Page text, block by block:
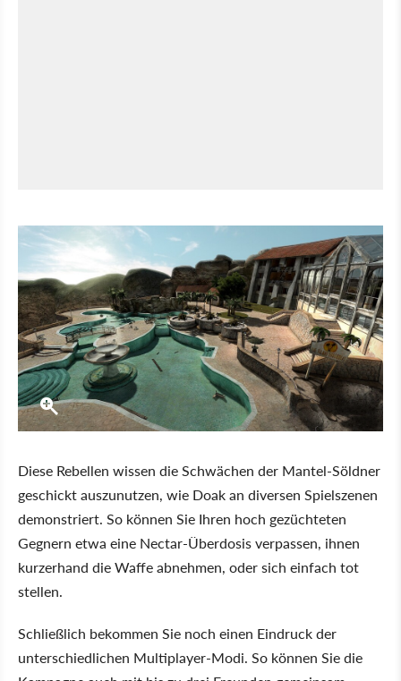
Diese Rebellen wissen die Schwächen der Mantel-Söldner
geschickt auszunutzen, wie Doak an diversen Spielszenen
demonstriert. So können Sie Ihren hoch gezüchteten
Gegnern etwa eine Nectar-Überdosis verpassen, ihnen
kurzerhand die Waffe abnehmen, oder sich einfach tot
stellen.
Schließlich bekommen Sie noch einen Eindruck der
unterschiedlichen Multiplayer-Modi. So können Sie die